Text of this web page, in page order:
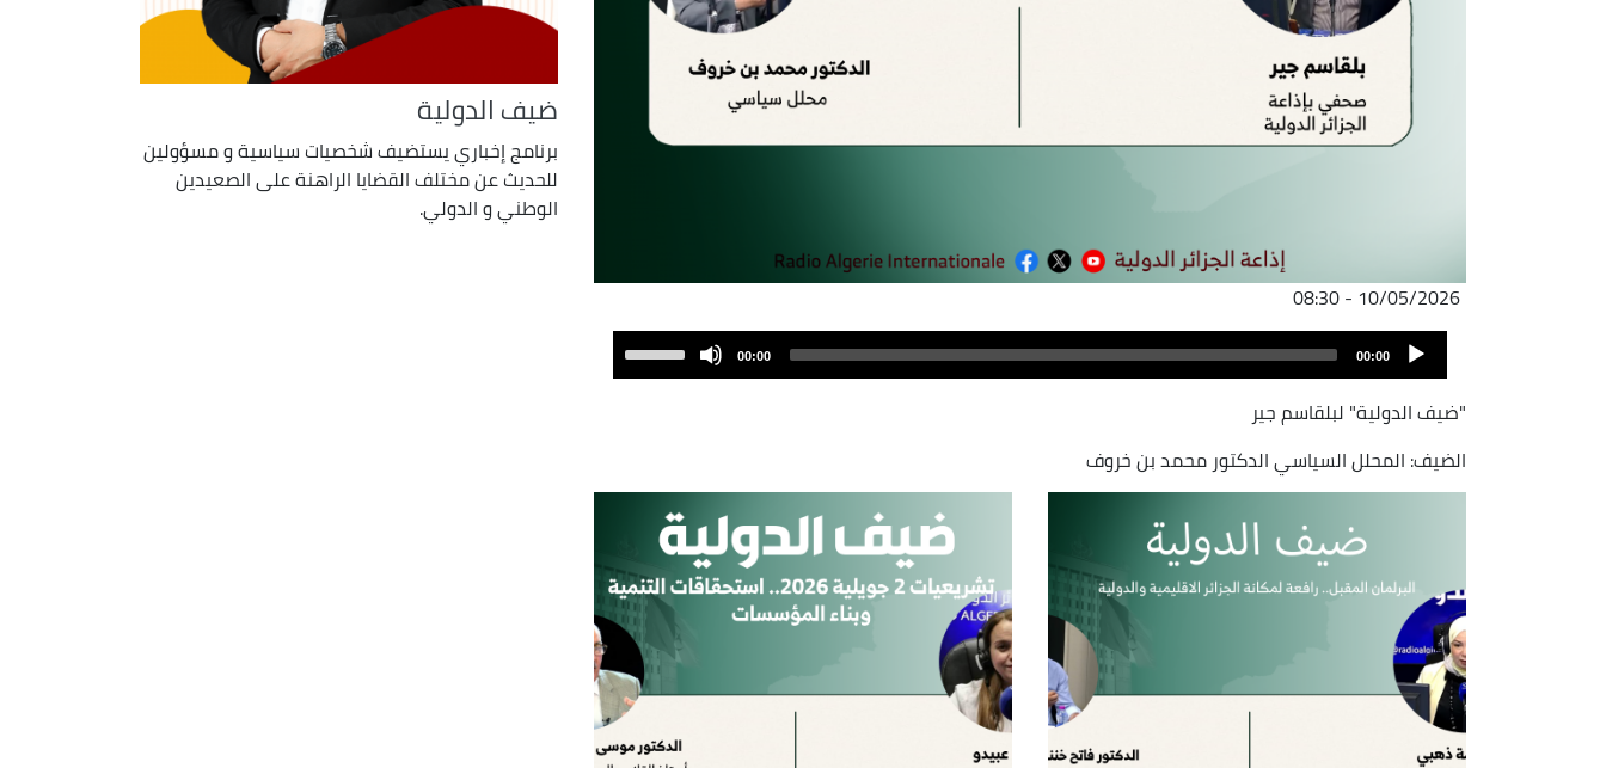
10/05/2026 - 08:30
ملف
الصوت
Audio
Player
00:00
00:00
volume.
"ضيف الدولية" لبلقاسم جير
الضيف: المحلل السياسي الدكتور محمد بن خروف
ضيف الدولية
برنامج إخباري يستضيف شخصيات سياسية و مسؤولين
للحديث عن مختلف القضايا الراهنة على الصعيدين
الوطني و الدولي.